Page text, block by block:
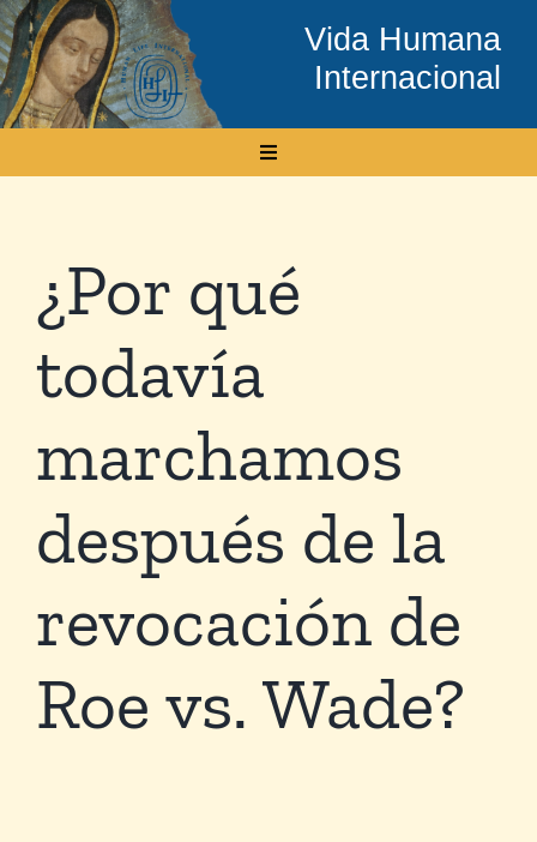
Skip
to
content
Vida Humana
Internacional
Toggle
Conócenos
Temas
Boletín Electrónico
Media
Tienda Virtual
Buscar
¿Por qué
todavía
marchamos
después de la
revocación de
Roe vs. Wade?